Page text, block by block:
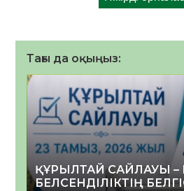
Тағы да оқыңыз:
ҚҰРЫЛТАЙ САЙЛАУЫ –
БЕЛСЕНДІЛІКТІҢ